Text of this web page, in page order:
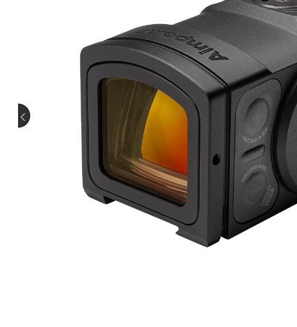
Adapter
Halter
Schutzhüllen
Wiederladen
Pirschjagd Saujagd